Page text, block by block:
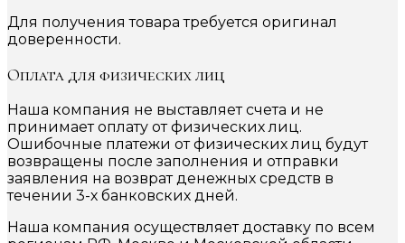
Для получения товара требуется оригинал
доверенности.
Оплата для физических лиц
Наша компания не выставляет счета и не
принимает оплату от физических лиц.
Ошибочные платежи от физических лиц будут
возвращены после заполнения и отправки
заявления на возврат денежных средств в
течении 3-х банковских дней.
Наша компания осуществляет доставку по всем